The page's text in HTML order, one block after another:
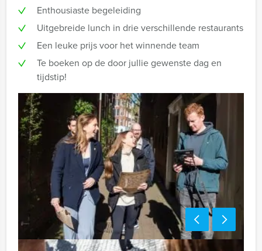
Enthousiaste begeleiding
Uitgebreide lunch in drie verschillende restaurants
Een leuke prijs voor het winnende team
Te boeken op de door jullie gewenste dag en
tijdstip!